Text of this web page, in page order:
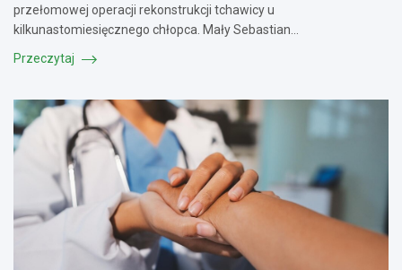
przełomowej operacji rekonstrukcji tchawicy u
kilkunastomiesięcznego chłopca. Mały Sebastian…
Przeczytaj